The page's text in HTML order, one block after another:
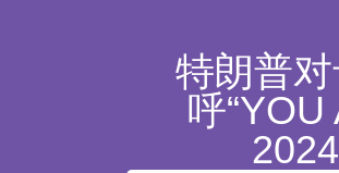
特朗普
呼“YOU